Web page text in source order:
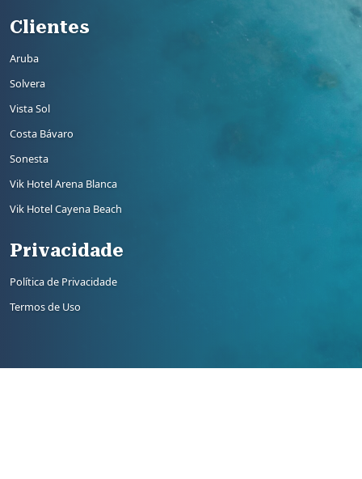
Rodapé 3
Clientes
Aruba
Solvera
Vista Sol
Costa Bávaro
Sonesta
Vik Hotel Arena Blanca
Vik Hotel Cayena Beach
Privacidade
Política de Privacidade
Termos de Uso